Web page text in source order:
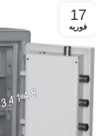
17
فوریه